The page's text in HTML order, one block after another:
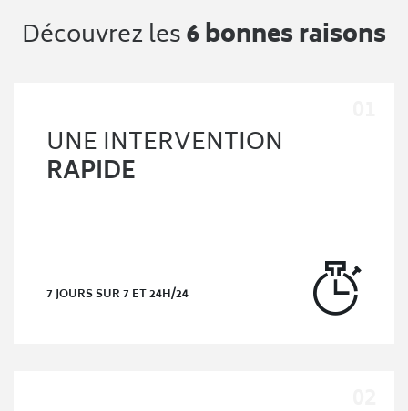
Découvrez les6 bonnes raisons
UNE INTERVENTION
RAPIDE
7 JOURS SUR 7 ET 24H/24